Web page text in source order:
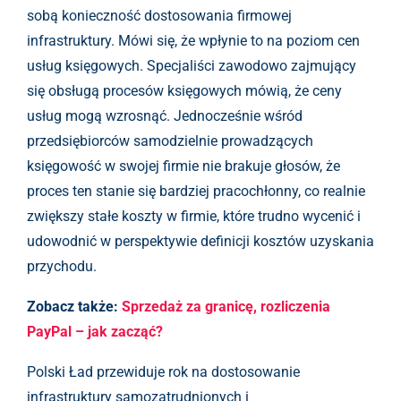
sobą konieczność dostosowania firmowej
infrastruktury. Mówi się, że wpłynie to na poziom cen
usług księgowych. Specjaliści zawodowo zajmujący
się obsługą procesów księgowych mówią, że ceny
usług mogą wzrosnąć. Jednocześnie wśród
przedsiębiorców samodzielnie prowadzących
księgowość w swojej firmie nie brakuje głosów, że
proces ten stanie się bardziej pracochłonny, co realnie
zwiększy stałe koszty w firmie, które trudno wycenić i
udowodnić w perspektywie definicji kosztów uzyskania
przychodu.
Zobacz także: Sprzedaż za granicę, rozliczenia
PayPal – jak zacząć?
Polski Ład przewiduje rok na dostosowanie
infrastruktury samozatrudnionych i